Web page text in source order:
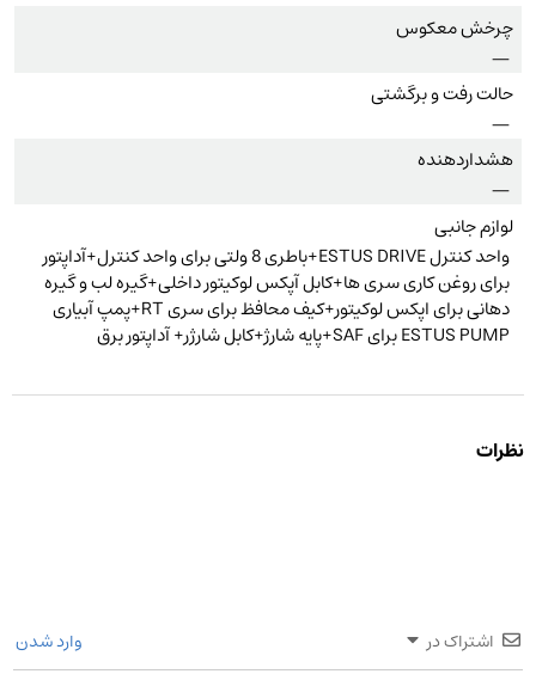
چرخش معکوس
—
حالت رفت و برگشتی
—
هشداردهنده
—
لوازم جانبی
واحد کنترل ESTUS DRIVE+باطری 8 ولتی برای واحد کنترل+آداپتور
برای روغن کاری سری ها+کابل آپکس لوکیتور داخلی+گیره لب و گیره
دهانی برای اپکس لوکیتور+کیف محافظ برای سری RT+پمپ آبیاری
ESTUS PUMP برای SAF+پایه شارژ+کابل شارژر+ آداپتور برق
نظرات
اشتراک در وارد شدن